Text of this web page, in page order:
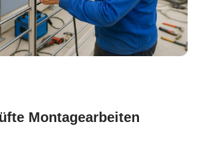
Montagearbeiten